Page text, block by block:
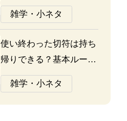
Oゲージ、Zゲージなど
の違いについて
雑学・小ネタ
使い終わった切符は持ち
帰りできる？基本ルール
と注意点
雑学・小ネタ